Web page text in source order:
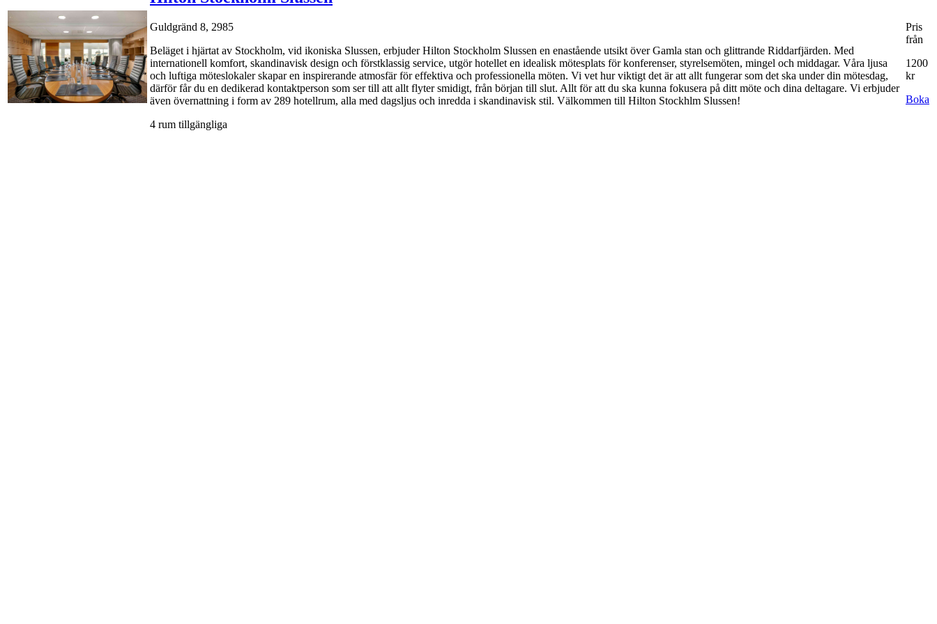
Guldgränd 8, 2985
Beläget i hjärtat av Stockholm, vid ikoniska Slussen, erbjuder Hilton Stockholm Slussen en enastående utsikt över Gamla stan och glittrande Riddarfjärden. Med
internationell komfort, skandinavisk design och förstklassig service, utgör hotellet en idealisk mötesplats för konferenser, styrelsemöten, mingel och middagar. Våra ljusa
och luftiga möteslokaler skapar en inspirerande atmosfär för effektiva och professionella möten. Vi vet hur viktigt det är att allt fungerar som det ska under din mötesdag,
därför får du en dedikerad kontaktperson som ser till att allt flyter smidigt, från början till slut. Allt för att du ska kunna fokusera på ditt möte och dina deltagare. Vi erbjuder
även övernattning i form av 289 hotellrum, alla med dagsljus och inredda i skandinavisk stil. Välkommen till Hilton Stockhlm Slussen!
4 rum tillgängliga
Pris
från
1200
kr
Boka